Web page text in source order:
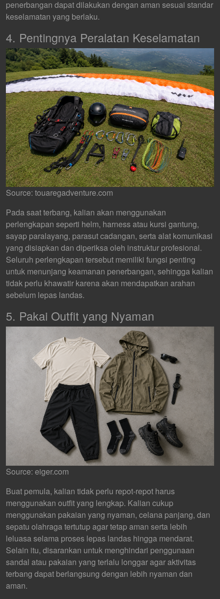
penerbangan dapat dilakukan dengan aman sesuai standar
keselamatan yang berlaku.
4. Pentingnya Peralatan Keselamatan
Source: touaregadventure.com
Pada saat terbang, kalian akan menggunakan
perlengkapan seperti helm, harness atau kursi gantung,
sayap paralayang, parasut cadangan, serta alat komunikasi
yang disiapkan dan diperiksa oleh instruktur profesional.
Seluruh perlengkapan tersebut memiliki fungsi penting
untuk menunjang keamanan penerbangan, sehingga kalian
tidak perlu khawatir karena akan mendapatkan arahan
sebelum lepas landas.
5. Pakai Outfit yang Nyaman
Source: eiger.com
Buat pemula, kalian tidak perlu repot-repot harus
menggunakan outfit yang lengkap. Kalian cukup
menggunakan pakaian yang nyaman, celana panjang, dan
sepatu olahraga tertutup agar tetap aman serta lebih
leluasa selama proses lepas landas hingga mendarat.
Selain itu, disarankan untuk menghindari penggunaan
sandal atau pakaian yang terlalu longgar agar aktivitas
terbang dapat berlangsung dengan lebih nyaman dan
aman.